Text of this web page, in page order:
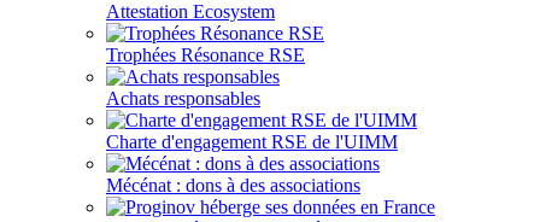
Attestation Ecosystem
Trophées Résonance RSE
Achats responsables
Charte d'engagement RSE de l'UIMM
Mécénat : dons à des associations